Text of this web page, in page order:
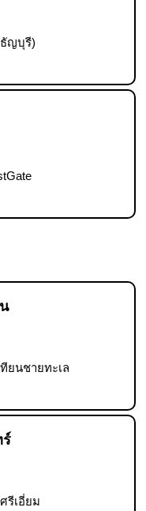
ธัญบุรี)
ยนชายทะเล
รีเอี่ยม